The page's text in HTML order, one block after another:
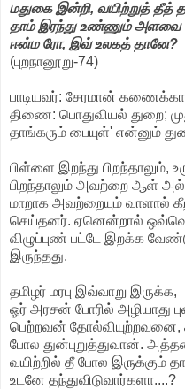
மதுகை இன்றி, வயிற்றுத் தீத்
தாம் இரந்து உண்ணும் அளவை
ஈன்ம ரோ, இவ் உலகத் தானே?
(புறநானூறு-74)
பாடியவர்: சேரமான்
திணை: பொதுவியல் துறை;
தாங்கரும் பையுள்' என்னும்
பிள்ளை இறந்து பிறந்தாலும்,
பிறந்தாலும் அவற்றை ஆள்
மாறாக அவற்றையும் வாளால்
செய்தனர். ஏனென்றால்
விழுப்புண் பட்டே இறக்க
இருந்தது.
தமிழர் மரபு இவ்வாறு இருக்க,
ஓர் அரசன் போரில் அழியாது
பெற்றவன் தோல்வியுற்றவனை,
போல துன்புறுத்துவான்.
வயிற்றில் தீ போல இருக்கும்
உடனே தந்துவிடுவார்களா....?